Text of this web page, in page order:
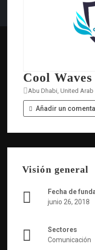
Cool
Abu Dhabi, United Arab
Añadir un
Visión general
Fecha de
junio 26, 2018
Sectores
Comunicación